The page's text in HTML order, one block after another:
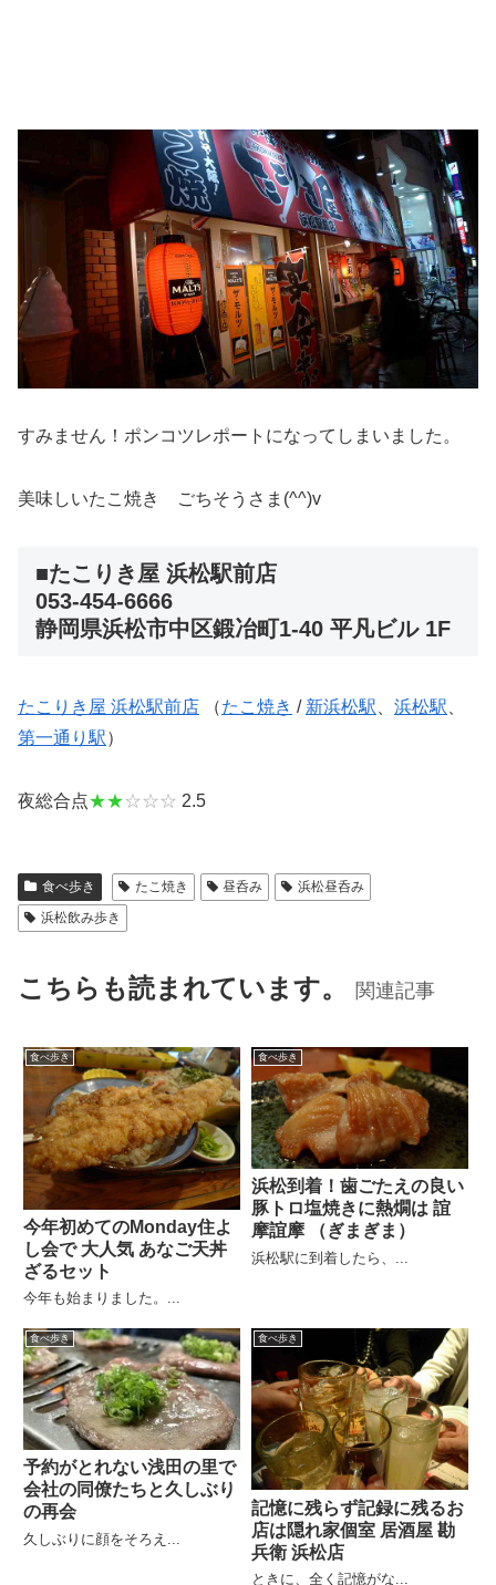
すみません！ポンコツレポートになってしまいました。
美味しいたこ焼き ごちそうさま(^^)v
■たこりき屋 浜松駅前店
053-454-6666
静岡県浜松市中区鍛冶町1-40 平凡ビル 1F
たこりき屋 浜松駅前店 （たこ焼き / 新浜松駅 浜松駅
第一通り駅）
夜総合点★★☆☆☆ 2.5
食べ歩き たこ焼き 昼呑み
浜松昼呑み
浜松飲み歩き
こちらも読まれています。 関連記事
食べ歩き
今年初めてのMonday住よ
し会で 大人気 あなご天丼
ざるセット
今年も始まりました。...
食べ歩き
浜松到着！歯ごたえの良い
豚トロ塩焼きに熱燗は 誼
摩誼摩 （ぎまぎま）
浜松駅に到着したら、...
食べ歩き
予約がとれない浅田の里で
会社の同僚たちと久しぶり
の再会
久しぶりに顔をそろえ...
食べ歩き
記憶に残らず記録に残るお
店は隠れ家個室 居酒屋 勘
兵衛 浜松店
ときに、全く記憶がな...